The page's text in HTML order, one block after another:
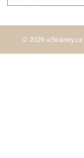
© 2026 eStránky.cz